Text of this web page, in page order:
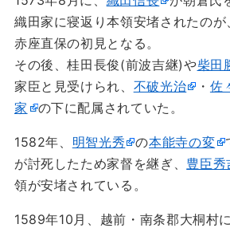
織田家に寝返り本領安堵されたのが
赤座直保の初見となる。
その後、桂田長俊(前波吉継)や柴田
家臣と見受けられ、 不破光治 ・ 佐
家
の下に配属されていた。
1582年、 明智光秀 の本能寺の変
が討死したため家督を継ぎ、 豊臣秀
領が安堵されている。
1589年10月、越前・南条郡大桐村